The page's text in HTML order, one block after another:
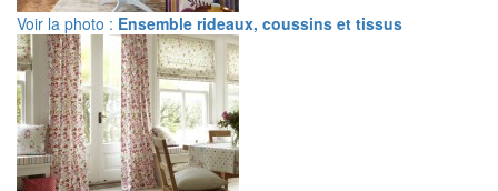
Voir la photo : Ensemble rideaux, coussins et tissus